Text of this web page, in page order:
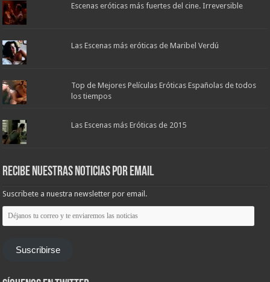
Escenas eróticas más fuertes del cine. Irreversible
Las Escenas más eróticas de Maribel Verdú
Top de Mejores Películas Eróticas Españolas de todos
los tiempos
Las Escenas más Eróticas de 2015
Recibe nuestras noticias por email
Suscribete a nuestra newsletter por email.
Déjanos
tu
correo
enviaremos
Suscribirse